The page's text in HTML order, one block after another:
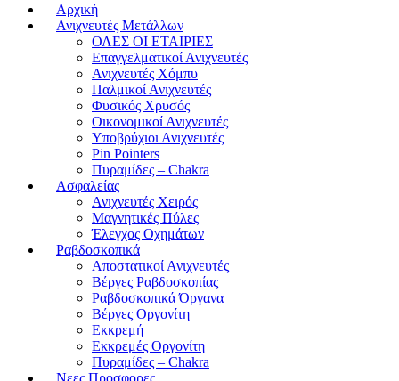
Αρχική
Ανιχνευτές Μετάλλων
ΟΛΕΣ ΟΙ ΕΤΑΙΡΙΕΣ
Επαγγελματικοί Ανιχνευτές
Ανιχνευτές Χόμπυ
Παλμικοί Ανιχνευτές
Φυσικός Χρυσός
Οικονομικοί Ανιχνευτές
Υποβρύχιοι Ανιχνευτές
Pin Pointers
Πυραμίδες – Chakra
Ασφαλείας
Ανιχνευτές Χειρός
Μαγνητικές Πύλες
Έλεγχος Οχημάτων
Ραβδοσκοπικά
Αποστατικοί Ανιχνευτές
Βέργες Ραβδοσκοπίας
Ραβδοσκοπικά Όργανα
Βέργες Οργονίτη
Εκκρεμή
Εκκρεμές Οργονίτη
Πυραμίδες – Chakra
Νεες Προσφορες